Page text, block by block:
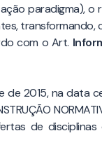
paradigma),
com o Art.
2015, na data
de disciplinas